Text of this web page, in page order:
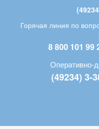
Горячая линия по
8 800 101 99
Оперативно-
(49234) 3-